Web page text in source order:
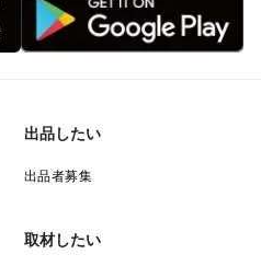
出品したい
出品者募集
取材したい